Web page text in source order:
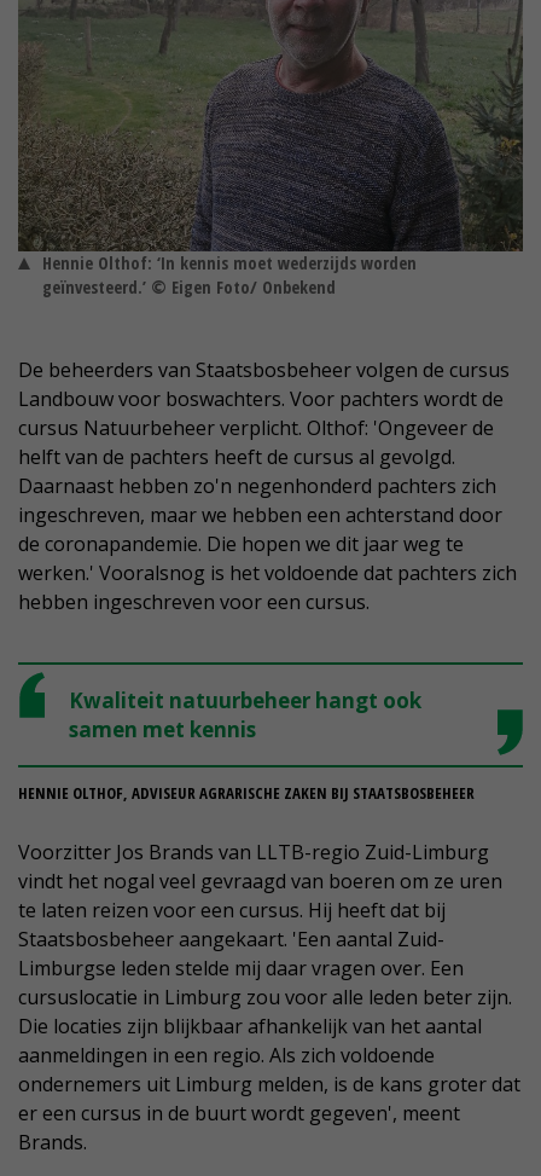
Hennie Olthof: ‘In kennis moet wederzijds worden
geïnvesteerd.’ © Eigen Foto/ Onbekend
De beheerders van Staatsbosbeheer volgen de cursus
Landbouw voor boswachters. Voor pachters wordt de
cursus Natuurbeheer verplicht. Olthof: 'Ongeveer de
helft van de pachters heeft de cursus al gevolgd.
Daarnaast hebben zo'n negenhonderd pachters zich
ingeschreven, maar we hebben een achterstand door
de coronapandemie. Die hopen we dit jaar weg te
werken.' Vooralsnog is het voldoende dat pachters zich
hebben ingeschreven voor een cursus.
Kwaliteit natuurbeheer hangt ook
samen met kennis
HENNIE OLTHOF, ADVISEUR AGRARISCHE ZAKEN BIJ STAATSBOSBEHEER
Voorzitter Jos Brands van LLTB-regio Zuid-Limburg
vindt het nogal veel gevraagd van boeren om ze uren
te laten reizen voor een cursus. Hij heeft dat bij
Staatsbosbeheer aangekaart. 'Een aantal Zuid-
Limburgse leden stelde mij daar vragen over. Een
cursuslocatie in Limburg zou voor alle leden beter zijn.
Die locaties zijn blijkbaar afhankelijk van het aantal
aanmeldingen in een regio. Als zich voldoende
ondernemers uit Limburg melden, is de kans groter dat
er een cursus in de buurt wordt gegeven', meent
Brands.